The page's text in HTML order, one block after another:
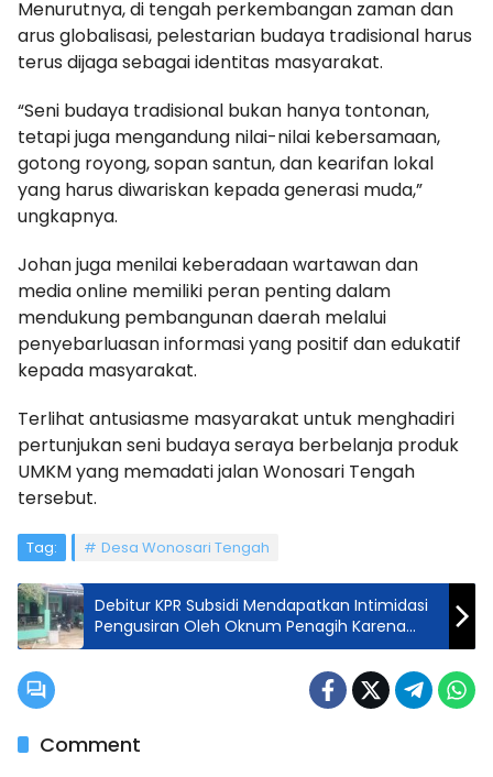
Menurutnya, di tengah perkembangan zaman dan
arus globalisasi, pelestarian budaya tradisional harus
terus dijaga sebagai identitas masyarakat.
“Seni budaya tradisional bukan hanya tontonan,
tetapi juga mengandung nilai-nilai kebersamaan,
gotong royong, sopan santun, dan kearifan lokal
yang harus diwariskan kepada generasi muda,”
ungkapnya.
Johan juga menilai keberadaan wartawan dan
media online memiliki peran penting dalam
mendukung pembangunan daerah melalui
penyebarluasan informasi yang positif dan edukatif
kepada masyarakat.
Terlihat antusiasme masyarakat untuk menghadiri
pertunjukan seni budaya seraya berbelanja produk
UMKM yang memadati jalan Wonosari Tengah
tersebut.
Tag: Desa Wonosari Tengah
Debitur KPR Subsidi Mendapatkan Intimidasi
Pengusiran Oleh Oknum Penagih Karena
Nunggak 2 Bulan, Ngaku Keluarga Wartawan
Comment